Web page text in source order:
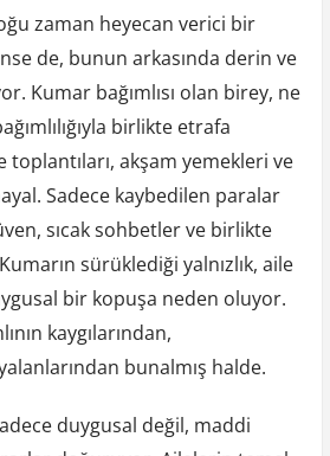
zaman heyecan verici bir
de, bunun arkasında derin ve
Kumar bağımlısı olan birey, ne
birlikte etrafa
toplantıları, akşam yemekleri ve
Sadece kaybedilen paralar
sıcak sohbetler ve birlikte
sürüklediği yalnızlık, aile
bir kopuşa neden oluyor.
kaygılarından,
bunalmış halde.
duygusal değil, maddi